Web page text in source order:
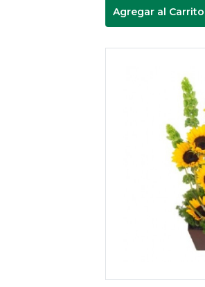
Agregar al Carrito